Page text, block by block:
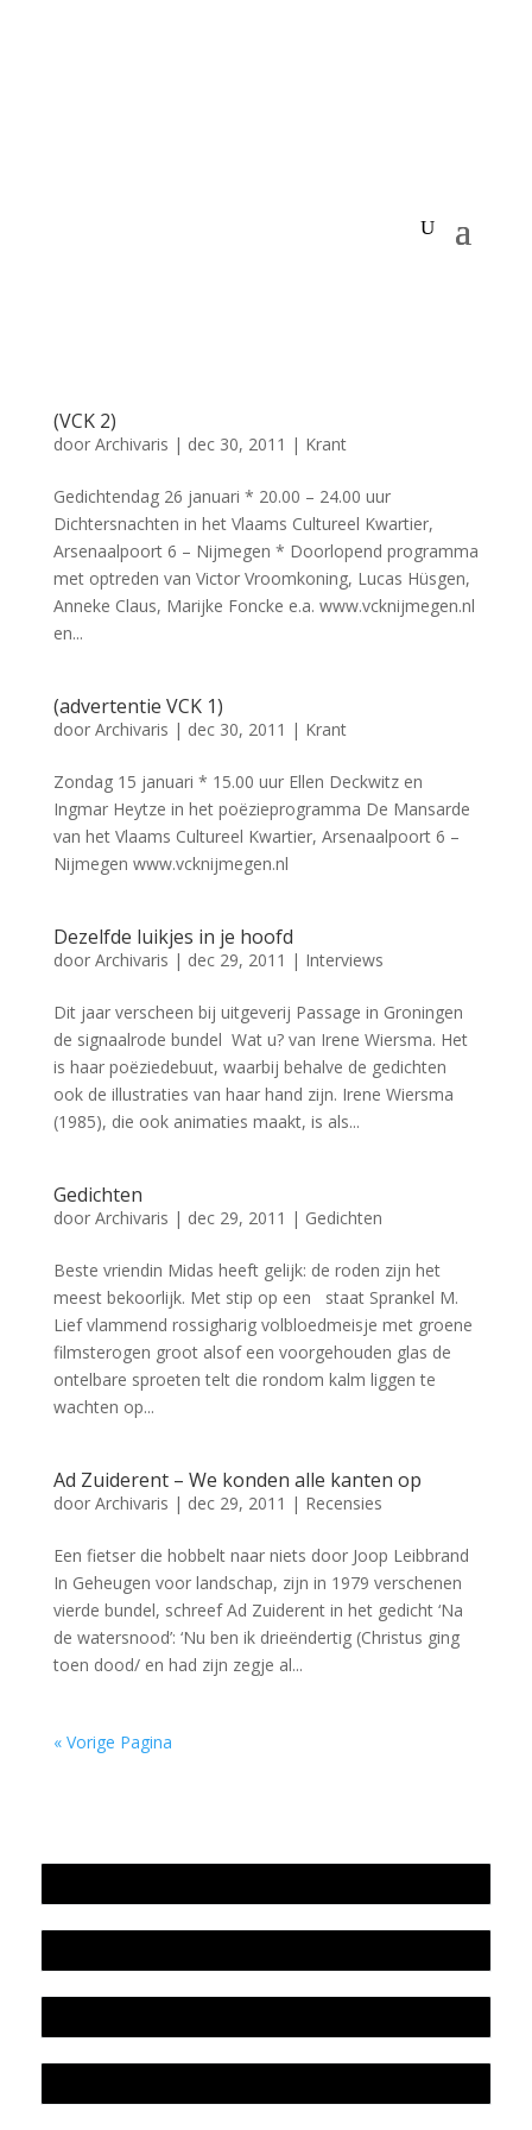
(VCK 2)
door Archivaris | dec 30, 2011 | Krant
Gedichtendag 26 januari * 20.00 – 24.00 uur
Dichtersnachten in het Vlaams Cultureel Kwartier,
Arsenaalpoort 6 – Nijmegen * Doorlopend programma
met optreden van Victor Vroomkoning, Lucas Hüsgen,
Anneke Claus, Marijke Foncke e.a. www.vcknijmegen.nl
en...
(advertentie VCK 1)
door Archivaris | dec 30, 2011 | Krant
Zondag 15 januari * 15.00 uur Ellen Deckwitz en
Ingmar Heytze in het poëzieprogramma De Mansarde
van het Vlaams Cultureel Kwartier, Arsenaalpoort 6 –
Nijmegen www.vcknijmegen.nl
Dezelfde luikjes in je hoofd
door Archivaris | dec 29, 2011 | Interviews
Dit jaar verscheen bij uitgeverij Passage in Groningen
de signaalrode bundel Wat u? van Irene Wiersma. Het
is haar poëziedebuut, waarbij behalve de gedichten
ook de illustraties van haar hand zijn. Irene Wiersma
(1985), die ook animaties maakt, is als...
Gedichten
door Archivaris | dec 29, 2011 | Gedichten
Beste vriendin Midas heeft gelijk: de roden zijn het
meest bekoorlijk. Met stip op een staat Sprankel M.
Lief vlammend rossigharig volbloedmeisje met groene
filmsterogen groot alsof een voorgehouden glas de
ontelbare sproeten telt die rondom kalm liggen te
wachten op...
Ad Zuiderent – We konden alle kanten op
door Archivaris | dec 29, 2011 | Recensies
Een fietser die hobbelt naar niets door Joop Leibbrand
In Geheugen voor landschap, zijn in 1979 verschenen
vierde bundel, schreef Ad Zuiderent in het gedicht ‘Na
de watersnood’: ‘Nu ben ik drieëndertig (Christus ging
toen dood/ en had zijn zegje al...
« Vorige Pagina